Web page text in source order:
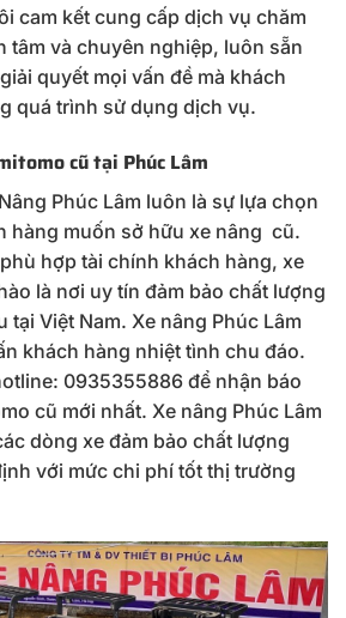
cam kết cung cấp dịch vụ chăm
tâm và chuyên nghiệp, luôn sẵn
quyết mọi vấn đề mà khách
quá trình sử dụng dịch vụ.
cũ tại Phúc Lâm
Phúc Lâm luôn là sự lựa chọn
hàng muốn sở hữu xe nâng cũ.
hợp tài chính khách hàng, xe
là nơi uy tín đảm bảo chất lượng
tại Việt Nam. Xe nâng Phúc Lâm
khách hàng nhiệt tình chu đáo.
0935355886 để nhận báo
cũ mới nhất. Xe nâng Phúc Lâm
dòng xe đảm bảo chất lượng
với mức chi phí tốt thị trường